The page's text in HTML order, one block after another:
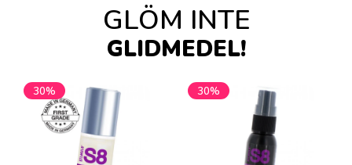
GLÖM INTE
GLIDMEDEL!
30% 30%